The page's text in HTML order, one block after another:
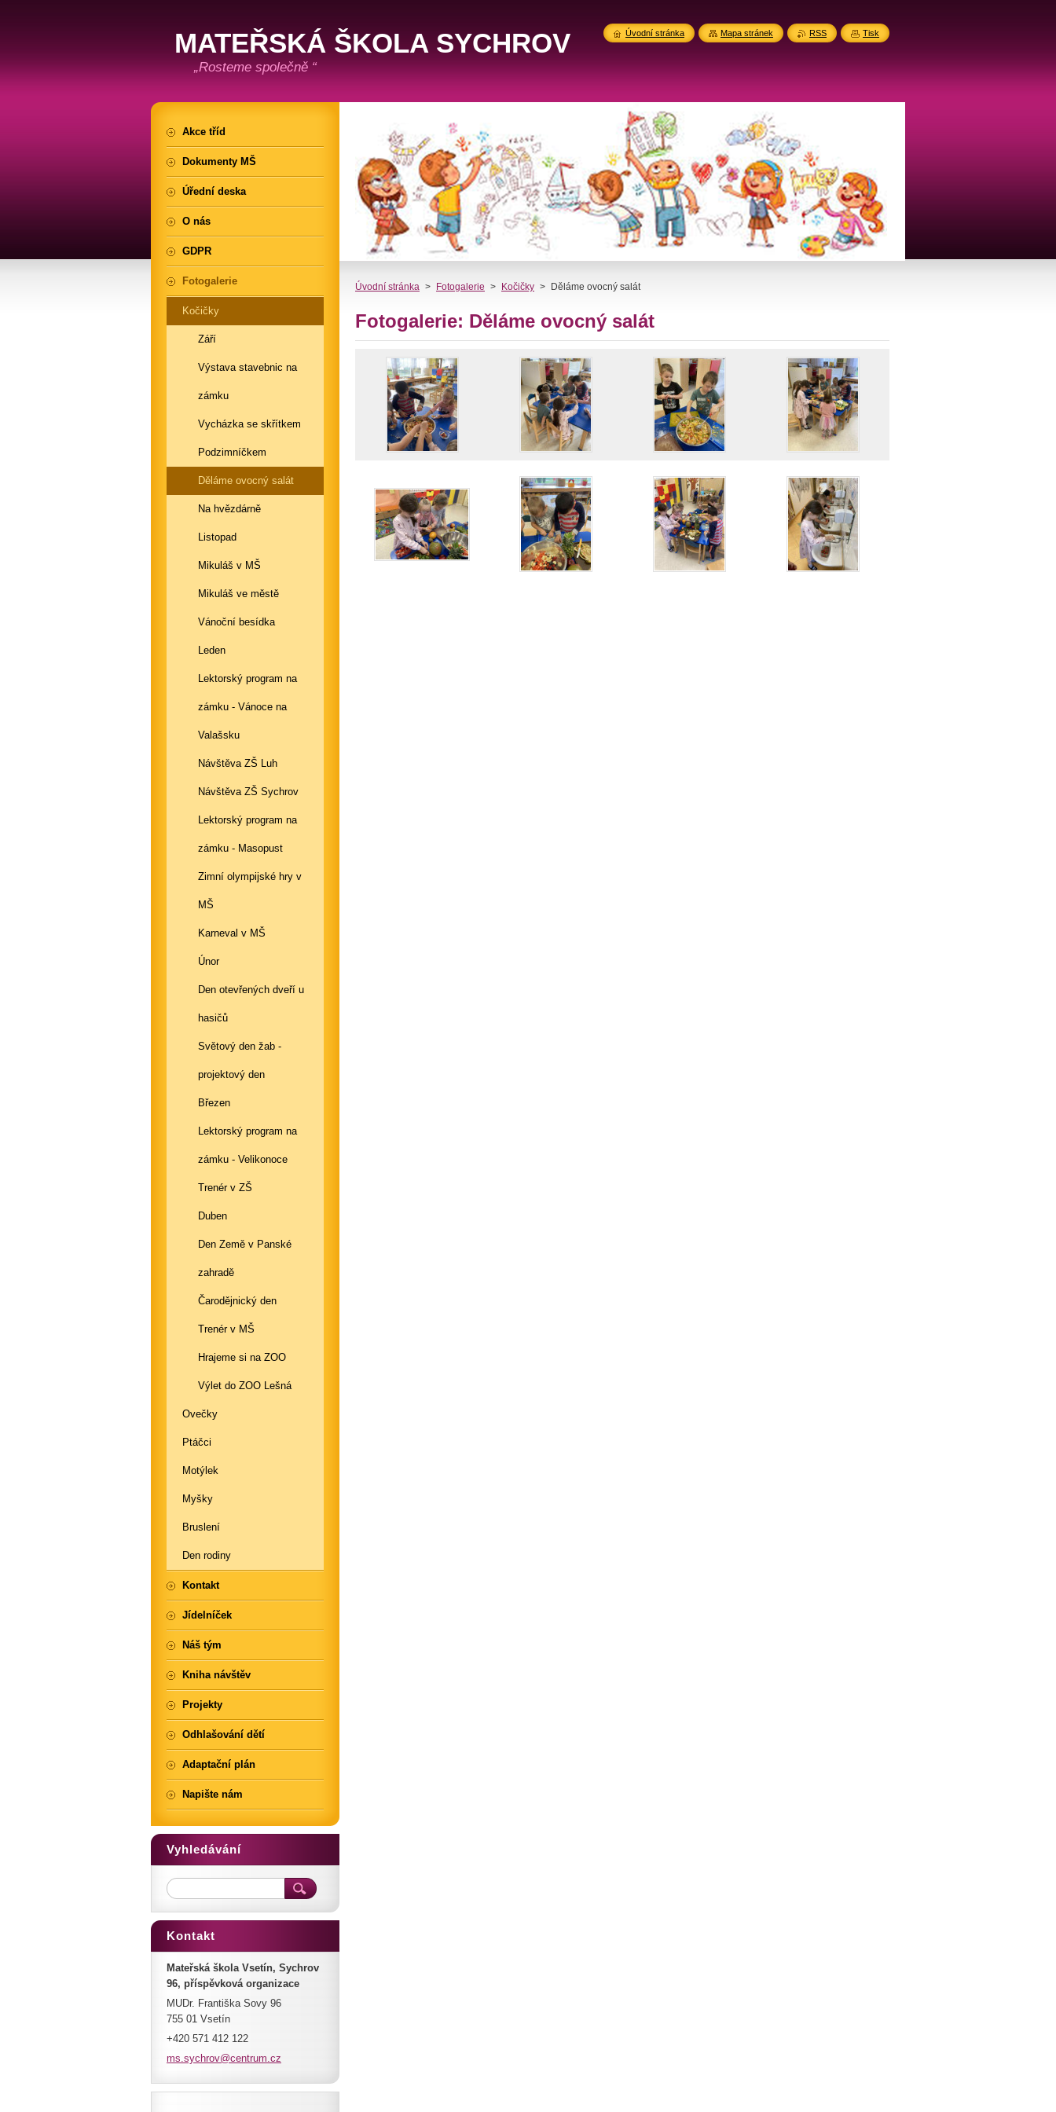
MATEŘSKÁ ŠKOLA SYCHROV
„Rosteme společně “
Úvodní stránka > Fotogalerie > Kočičky > Děláme ovocný salát
Fotogalerie: Děláme ovocný salát
Akce tříd
Dokumenty MŠ
Úřední deska
O nás
GDPR
Fotogalerie
Kočičky
Září
Výstava stavebnic na
zámku
Vycházka se skřítkem
Podzimníčkem
Děláme ovocný salát
Na hvězdárně
Listopad
Mikuláš v MŠ
Mikuláš ve městě
Vánoční besídka
Leden
Lektorský program na
zámku - Vánoce na
Valašsku
Návštěva ZŠ Luh
Návštěva ZŠ Sychrov
Lektorský program na
zámku - Masopust
Zimní olympijské hry v
MŠ
Karneval v MŠ
Únor
Den otevřených dveří u
hasičů
Světový den žab -
projektový den
Březen
Lektorský program na
zámku - Velikonoce
Trenér v ZŠ
Duben
Den Země v Panské
zahradě
Čarodějnický den
Trenér v MŠ
Hrajeme si na ZOO
Výlet do ZOO Lešná
Ovečky
Ptáčci
Motýlek
Myšky
Bruslení
Den rodiny
Kontakt
Jídelníček
Náš tým
Kniha návštěv
Projekty
Odhlašování dětí
Adaptační plán
Napište nám
Vyhledávání
Kontakt
Mateřská škola Vsetín, Sychrov
96, příspěvková organizace
MUDr. Františka Sovy 96
755 01 Vsetín
+420 571 412 122
ms.sychrov@centrum.cz
Úvodní stránka Mapa stránek RSS Tisk